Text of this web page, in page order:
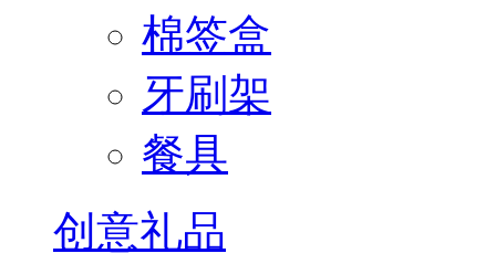
棉签盒
牙刷架
餐具
创意礼品